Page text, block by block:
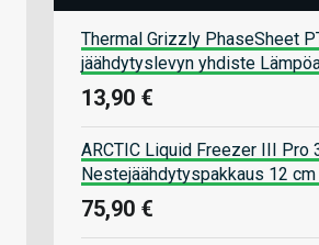
Thermal Grizzly PhaseSheet
jäähdytyslevyn yhdiste
13,90 €
ARCTIC Liquid Freezer III Pro
Nestejäähdytyspakkaus 12
75,90 €